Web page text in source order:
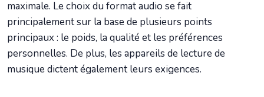
maximale. Le choix du format audio se fait
principalement sur la base de plusieurs points
principaux : le poids, la qualité et les préférences
personnelles. De plus, les appareils de lecture de
musique dictent également leurs exigences.